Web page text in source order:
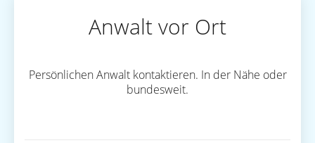
Anwalt vor Ort
Persönlichen Anwalt kontaktieren. In der Nähe oder
bundesweit.